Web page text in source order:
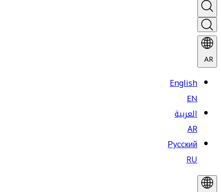
AR
English
EN
العربية
AR
Русский
RU